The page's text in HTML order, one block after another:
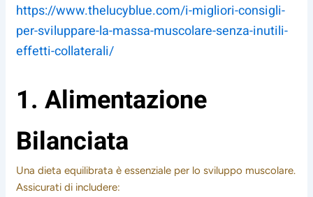
https://www.thelucyblue.com/i-migliori-consigli-
per-sviluppare-la-massa-muscolare-senza-inutili-
effetti-collaterali/
1. Alimentazione
Bilanciata
Una dieta equilibrata è essenziale per lo sviluppo muscolare.
Assicurati di includere: